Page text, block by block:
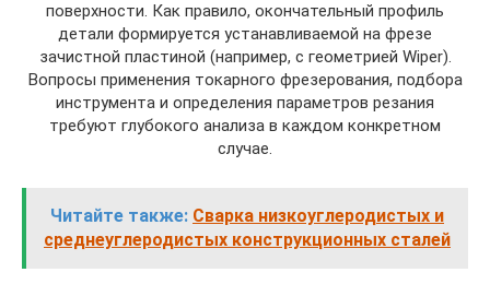
поверхности. Как правило, окончательный профиль
детали формируется устанавливаемой на фрезе
зачистной пластиной (например, с геометрией Wiper).
Вопросы применения токарного фрезерования, подбора
инструмента и определения параметров резания
требуют глубокого анализа в каждом конкретном
случае.
Читайте также: Сварка низкоуглеродистых и
среднеуглеродистых конструкционных сталей